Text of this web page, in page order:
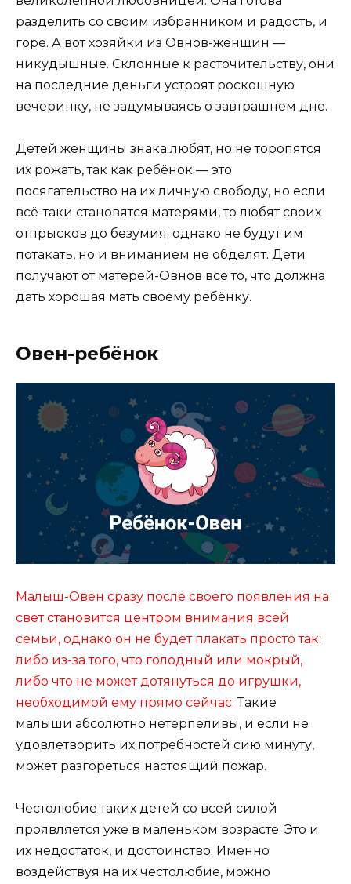
разделить со своим избранником и радость, и
горе. А вот хозяйки из Овнов-женщин —
никудышные. Склонные к расточительству, они
на последние деньги устроят роскошную
вечеринку, не задумываясь о завтрашнем дне.
Детей женщины знака любят, но не торопятся
их рожать, так как ребёнок — это
посягательство на их личную свободу, но если
всё-таки становятся матерями, то любят своих
отпрысков до безумия; однако не будут им
потакать, но и вниманием не обделят. Дети
получают от матерей-Овнов всё то, что должна
дать хорошая мать своему ребёнку.
Овен-ребёнок
Малыш-Овен сразу после своего появления на
свет становится центром внимания всей
семьи, однако он не будет плакать просто так:
либо из-за того, что голодный или мокрый,
либо что не может дотянуться до игрушки,
необходимой ему прямо сейчас. Такие
малыши абсолютно нетерпеливы, и если не
удовлетворить их потребностей сию минуту,
может разгореться настоящий пожар.
Честолюбие таких детей со всей силой
проявляется уже в маленьком возрасте. Это и
их недостаток, и достоинство. Именно
воздействуя на их честолюбие, можно